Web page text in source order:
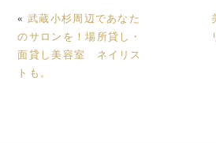
«武蔵小杉周辺であなた
のサロンを！場所貸し・
面貸し美容室 ネイリス
トも。